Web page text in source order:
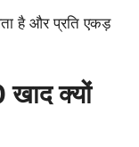
है और प्रति एकड़
क्यों